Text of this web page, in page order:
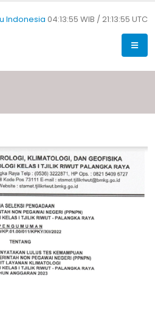
Indonesia 04:13:56 WIB /21:13:56 UTC